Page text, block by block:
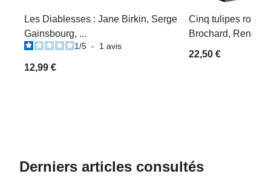
Les Diablesses : Jane Birkin, Serge
Gainsbourg, ...
1/5 - 1 avis
12,99 €
Cinq tulipes
Brochard, René
22,50 €
Derniers articles consultés